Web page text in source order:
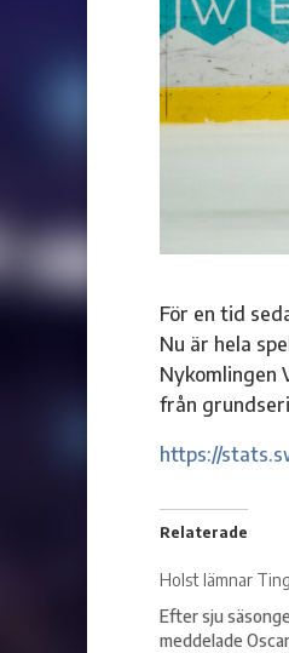
För en tid
Nu är hela
Nykomlingen
från
https://
Relaterade
Holst lämnar
Efter sju
meddelade